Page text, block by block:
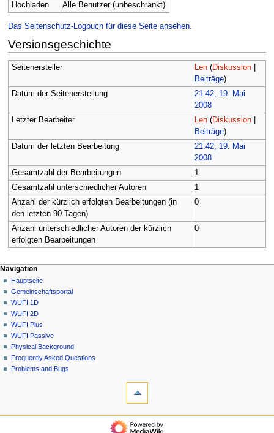
Hochladen
Alle Benutzer (unbeschränkt)
Das Seitenschutz-Logbuch für diese Seite ansehen.
Versionsgeschichte
Seitenersteller Len (Diskussion|
Beiträge)
Datum der Seitenerstellung
21:42, 19. Mai
2008
Letzter Bearbeiter
Len (Diskussion|
Beiträge)
Datum der letzten Bearbeitung
21:42, 19. Mai
2008
Gesamtzahl der Bearbeitungen
1
Gesamtzahl unterschiedlicher Autoren
1
Anzahl der kürzlich erfolgten Bearbeitungen (in
den letzten 90 Tagen)
0
Anzahl unterschiedlicher Autoren der kürzlich
erfolgten Bearbeitungen
0
N
a
v
g
a
m
Seitenaktionen
Datei
Diskussion
Lesen
Quelltext
anzeigen
Versionsgeschichte
Meine Werkzeuge
Anmelden
Navigation
Hauptseite
Gemeinschafts­portal
WUFI 1D
WUFI 2D
WUFI Plus
WUFI Passive
Physical Background
Frequently Asked Questions
Problems and Bugs
Navigation